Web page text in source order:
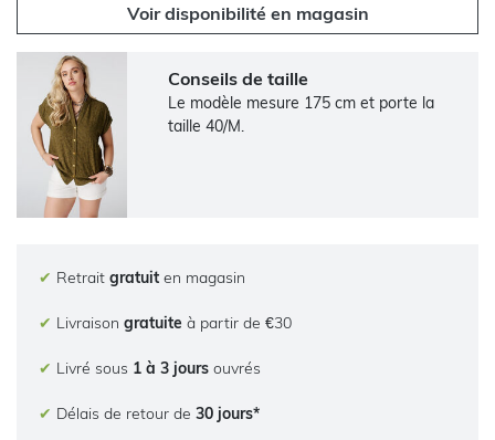
Voir disponibilité en magasin
Conseils de taille
Le modèle mesure 175 cm et porte la
taille 40/M.
✔ Retrait gratuit en magasin
✔ Livraison gratuite à partir de €30
✔ Livré sous 1 à 3 jours ouvrés
✔ Délais de retour de 30 jours*